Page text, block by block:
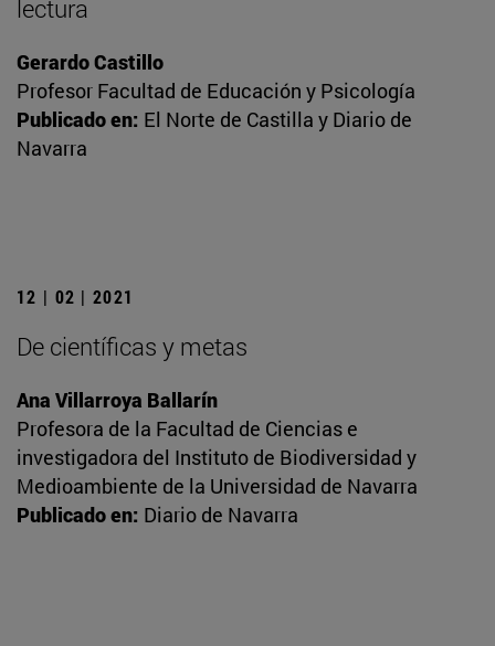
lectura
Gerardo Castillo
Profesor Facultad de Educación y Psicología
Publicado en: El Norte de Castilla y Diario de
Navarra
12 | 02 | 2021
De científicas y metas
Ana Villarroya Ballarín
Profesora de la Facultad de Ciencias e
investigadora del Instituto de Biodiversidad y
Medioambiente de la Universidad de Navarra
Publicado en: Diario de Navarra